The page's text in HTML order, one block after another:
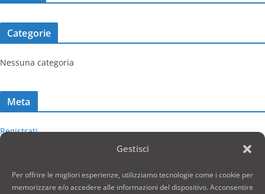
Gestisci
Per offrire le migliori esperienze, utilizziamo tecnologie come i cookie per
memorizzare e/o accedere alle informazioni del dispositivo. Acconsentire
Categorie
Nessuna categoria
Meta
Registrati
Feed dei contenuti
Feed dei commenti